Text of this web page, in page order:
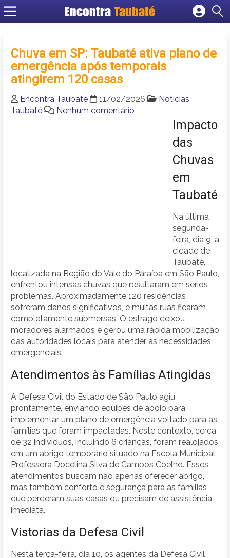
EncontraTaubaté
Cadastrar empresa
Criar conta
Chuva em SP: Taubaté ativa plano de
emergência após temporais
atingirem 120 casas
Encontra Taubaté 11/02/2026
Notícias
Taubaté
Nenhum comentário
Impacto
das
Chuvas
em
Taubaté
Na última
segunda-
feira, dia 9, a
cidade de
Taubaté,
localizada na Região do Vale do Paraíba em São Paulo,
enfrentou intensas chuvas que resultaram em sérios
problemas. Aproximadamente 120 residências
sofreram danos significativos, e muitas ruas ficaram
completamente submersas. O estrago deixou
moradores alarmados e gerou uma rápida mobilização
das autoridades locais para atender as necessidades
emergenciais.
Atendimentos às Famílias Atingidas
A Defesa Civil do Estado de São Paulo agiu
prontamente, enviando equipes de apoio para
implementar um plano de emergência voltado para as
famílias que foram impactadas. Neste contexto, cerca
de 32 indivíduos, incluindo 6 crianças, foram realojados
em um abrigo temporário situado na Escola Municipal
Professora Docelina Silva de Campos Coelho. Esses
atendimentos buscam não apenas oferecer abrigo,
mas também conforto e segurança para as famílias
que perderam suas casas ou precisam de assistência
imediata.
Vistorias da Defesa Civil
Nesta terça-feira, dia 10, os agentes da Defesa Civil